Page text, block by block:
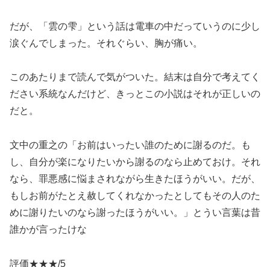
だが、「雲の雫」という話は電車の中だっていうのに少し
涙ぐんでしまった。それぐらい、胸が痛い。
このあたりまで読んで気がついた。結末は自分で考えてく
ださい系統なんだけど、きっとこの小説はそれが正しいの
だと。
文中の重之の「お前はいったい誰のために謝るのだ。も
し、自分が楽になりたいから謝るのなら止めておけ。それ
なら、罪悪感に悩まされながら生きたほうがいい。だが、
もしお前がたとえ赦してくれなかったとしてもその人のた
めに謝りたいのなら謝ったほうがいい。」とうい言葉は昔
誰かが言ったけな
評価★★★/5